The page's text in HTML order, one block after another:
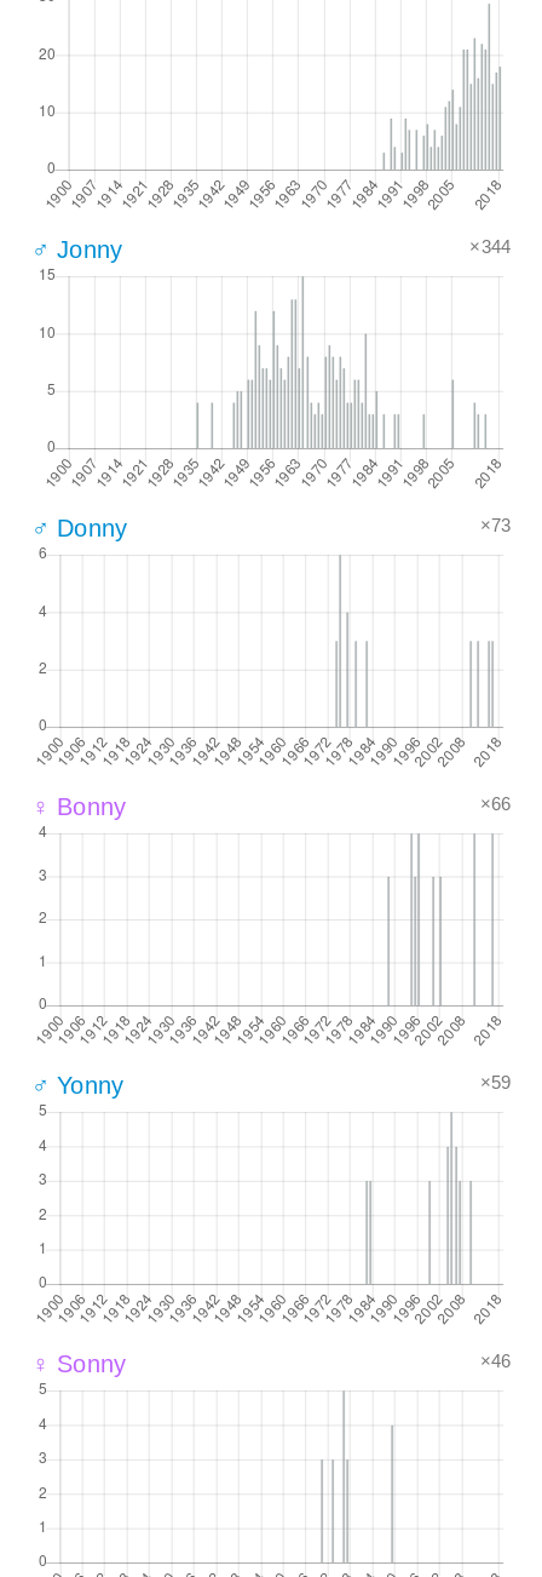
♂ Jonny ×344
♂ Donny ×73
♀ Bonny ×66
♂ Yonny ×59
♀ Sonny ×46